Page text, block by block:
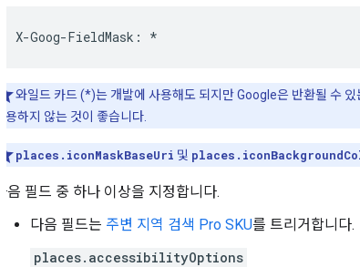
X-Goog-FieldMask : *
와일드 카드 (*)는 개발에 사용해도 되지만 Google은 반환될 수
사용하지 않는 것이 좋습니다.
places.iconMaskBaseUri 및
다음 필드 중 하나 이상을 지정합니다.
다음 필드는 주변 지역 검색 Pro SKU를 트리거합니다.
places.accessibilityOptions